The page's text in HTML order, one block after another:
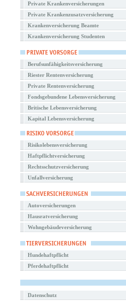
Private Krankenversicherungen
Private Krankenzusatzversicherung
Krankenversicherung Beamte
Krankenversicherung Studenten
Berufsunfähigkeitsversicherung
Riester Rentenversicherung
Private Rentenversicherung
Fondsgebundene Lebensversicherung
Britische Lebensversicherung
Kapital Lebensversicherung
Risikolebensversicherung
Haftpflichtversicherung
Rechtsschutzversicherung
Unfallversicherung
Autoversicherungen
Hausratversicherung
Wohngebäudeversicherung
Hundehaftpflicht
Pferdehaftpflicht
Datenschutz